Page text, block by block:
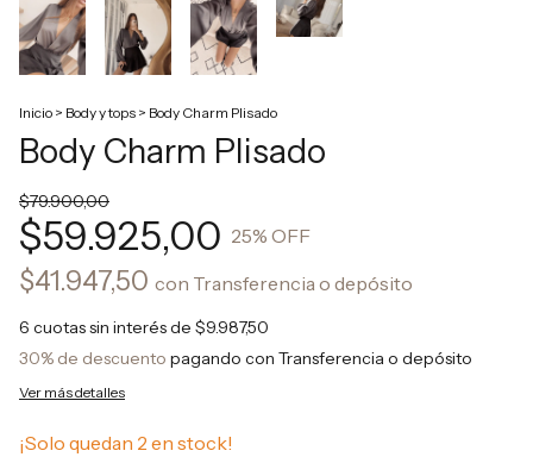
Inicio > Body y tops > Body Charm Plisado
Body Charm Plisado
$79.900,00
$59.925,00 25% OFF
$41.947,50 con Transferencia o depósito
6 cuotas sin interés de $9.987,50
30% de descuento pagando con Transferencia o depósito
Ver más detalles
¡Solo quedan 2 en stock!